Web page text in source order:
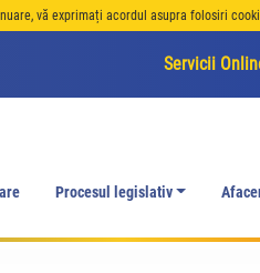
vă exprimați acordul asupra folosiri
Servicii
Procesul legislativ